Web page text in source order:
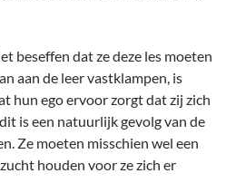
beseffen dat ze deze les moeten
aan de leer vastklampen, is
hun ego ervoor zorgt dat zij zich
is een natuurlijk gevolg van de
Ze moeten misschien wel een
houden voor ze zich er